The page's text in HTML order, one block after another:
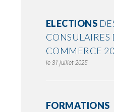
ELECTIONS
CONSULAIRES
COMMERCE
31 juillet 2025
FORMATIONS